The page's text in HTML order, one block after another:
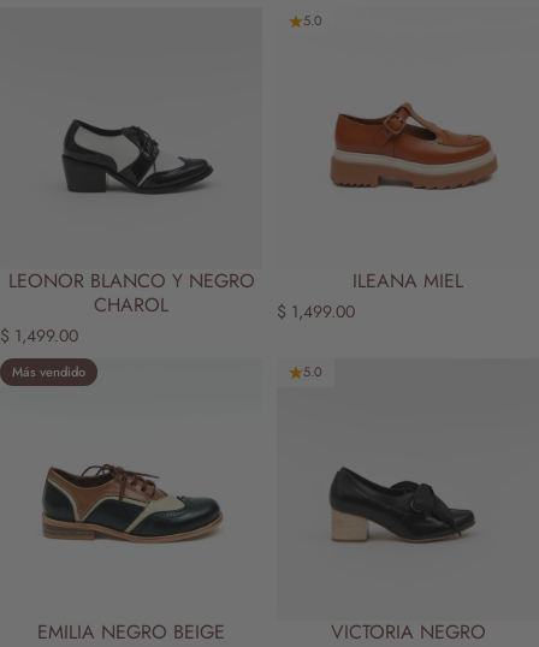
LEONOR BLANCO Y NEGRO
CHAROL
$ 1,499.00
5.0
ILEANA MIEL
$ 1,499.00
5.0
Más vendido
EMILIA NEGRO BEIGE
5.0
VICTORIA NEGRO